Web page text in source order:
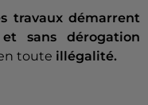
travaux démarrent
sans dérogation
toute illégalité.